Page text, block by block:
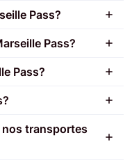
Pass?
Pass?
Pass?
nos transportes